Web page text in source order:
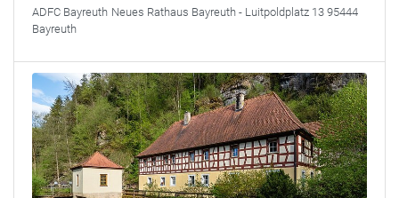
ADFC Bayreuth Neues Rathaus Bayreuth - Luitpoldplatz 13 95444
Bayreuth